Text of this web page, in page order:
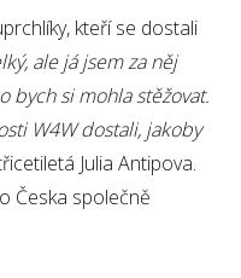
kteří se dostali
ale já jsem za něj
bych si mohla stěžovat.
W4W dostali, jakoby
Julia Antipova.
Česka společně